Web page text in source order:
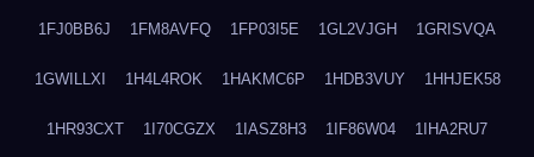
1FJ0BB6J 1FM8AVFQ 1FP03I5E 1GL2VJGH 1GRISVQA
1GWILLXI 1H4L4ROK 1HAKMC6P 1HDB3VUY 1HHJEK58
1HR93CXT 1I70CGZX 1IASZ8H3 1IF86W04 1IHA2RU7